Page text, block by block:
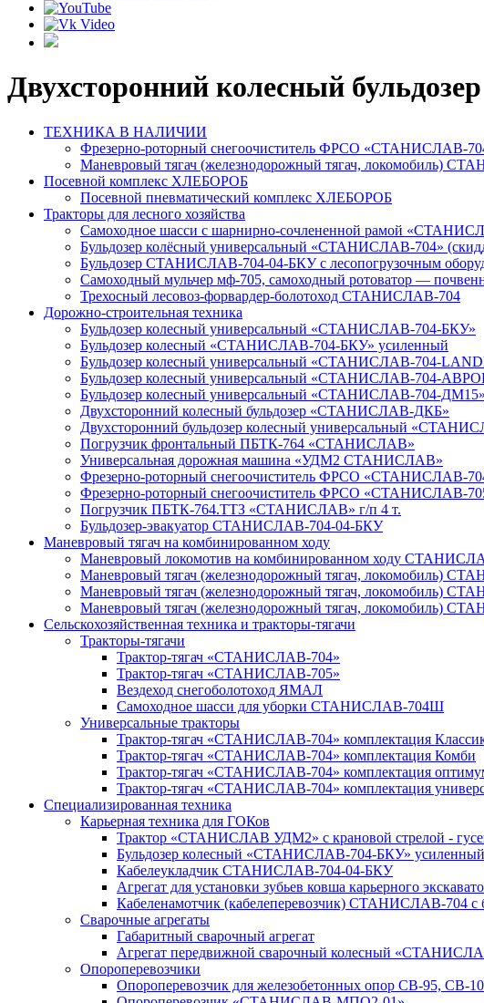
Двухсторонний колесный
ТЕХНИКА В НАЛИЧИИ
Фрезерно-роторный снегоочиститель ФРСО «СТАНИСЛАВ-
Маневровый тягач (железнодорожный тягач, локомобиль)
Посевной комплекс ХЛЕБОРОБ
Посевной пневматический комплекс ХЛЕБОРОБ
Тракторы для лесного хозяйства
Самоходное шасси с шарнирно-сочлененной рамой
Бульдозер колёсный универсальный «СТАНИСЛАВ-704»
Бульдозер СТАНИСЛАВ-704-04-БКУ с лесопогрузочным
Самоходный мульчер мф-705, самоходный ротоватор —
Трехосный лесовоз-форвардер-болотоход СТАНИСЛАВ-704
Дорожно-строительная техника
Бульдозер колесный универсальный «СТАНИСЛАВ-704-БКУ»
Бульдозер колесный «СТАНИСЛАВ-704-БКУ» усиленный
Бульдозер колесный универсальный «СТАНИСЛАВ-704-
Бульдозер колесный универсальный «СТАНИСЛАВ-704-
Бульдозер колесный универсальный «СТАНИСЛАВ-704-ДМ15»
Двухсторонний колесный бульдозер «СТАНИСЛАВ-ДКБ»
Двухсторонний бульдозер колесный универсальный
Погрузчик фронтальный ПБТК-764 «СТАНИСЛАВ»
Универсальная дорожная машина «УДМ2 СТАНИСЛАВ»
Фрезерно-роторный снегоочиститель ФРСО «СТАНИСЛАВ-
Фрезерно-роторный снегоочиститель ФРСО «СТАНИСЛАВ-
Погрузчик ПБТК-764.ТТЗ «СТАНИСЛАВ» г/п 4 т.
Бульдозер-эвакуатор СТАНИСЛАВ-704-04-БКУ
Маневровый тягач на комбинированном ходу
Маневровый локомотив на комбинированном ходу
Маневровый тягач (железнодорожный тягач, локомобиль)
Маневровый тягач (железнодорожный тягач, локомобиль)
Маневровый тягач (железнодорожный тягач, локомобиль)
Сельскохозяйственная техника и тракторы-тягачи
Тракторы-тягачи
Трактор-тягач «СТАНИСЛАВ-704»
Трактор-тягач «СТАНИСЛАВ-705»
Вездеход снегоболотоход ЯМАЛ
Самоходное шасси для уборки СТАНИСЛАВ-704Ш
Универсальные тракторы
Трактор-тягач «СТАНИСЛАВ-704» комплектация
Трактор-тягач «СТАНИСЛАВ-704» комплектация Комби
Трактор-тягач «СТАНИСЛАВ-704» комплектация
Трактор-тягач «СТАНИСЛАВ-704» комплектация
Специализированная техника
Карьерная техника для ГОКов
Трактор «СТАНИСЛАВ УДМ2» с крановой стрелой -
Бульдозер колесный «СТАНИСЛАВ-704-БКУ» усиленный
Кабелеукладчик СТАНИСЛАВ-704-04-БКУ
Агрегат для установки зубьев ковша карьерного
Кабеленамотчик (кабелеперевозчик) СТАНИСЛАВ-704
Сварочные агрегаты
Габаритный сварочный агрегат
Агрегат передвижной сварочный колесный
Опороперевозчики
Опороперевозчик для железобетонных опор СВ-95,